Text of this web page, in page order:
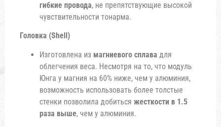
гибкие провода, не препятствующие высокой
чувствительности тонарма.
Головка (Shell)
Изготовлена из магниевого сплава для
облегчения веса. Несмотря на то, что модуль
Юнга у магния на 60% ниже, чем у алюминия,
возможность использовать более толстые
стенки позволила добиться жесткости в 1.5
раза выше, чем у алюминия.